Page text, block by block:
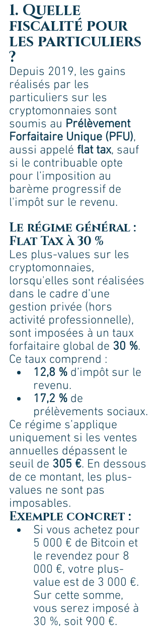
1. Quelle
fiscalité pour
les particuliers
?
Depuis 2019, les gains
réalisés par les
particuliers sur les
cryptomonnaies sont
soumis au Prélèvement
Forfaitaire Unique (PFU),
aussi appelé flat tax, sauf
si le contribuable opte
pour l’imposition au
barème progressif de
l'impôt sur le revenu.
Le régime général :
Flat Tax à 30 %
Les plus-values sur les
cryptomonnaies,
lorsqu'elles sont réalisées
dans le cadre d’une
gestion privée (hors
activité professionnelle),
sont imposées à un taux
forfaitaire global de 30 %.
Ce taux comprend :
12,8 % d’impôt sur le
revenu.
17,2 % de
prélèvements sociaux.
Ce régime s’applique
uniquement si les ventes
annuelles dépassent le
seuil de 305 €. En dessous
de ce montant, les plus-
values ne sont pas
imposables.
Exemple concret :
Si vous achetez pour
5 000 € de Bitcoin et
le revendez pour 8
000 €, votre plus-
value est de 3 000 €.
Sur cette somme,
vous serez imposé à
30 %, soit 900 €.